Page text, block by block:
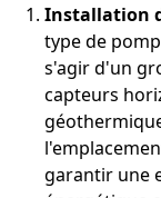
Installation
type de
s'agir d'un
capteurs
garantir une